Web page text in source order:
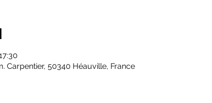
Carpentier, 50340 Héauville, France